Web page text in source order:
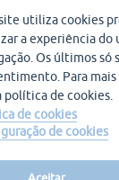
CONTACTO
GESTÃO DE
Ideia
SIGA-NOS
utilizacookies
a experiência do
Os últimos só
Para
política decookies
de cookies
de cookies